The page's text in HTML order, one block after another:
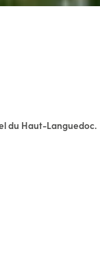
du Haut-Languedoc.